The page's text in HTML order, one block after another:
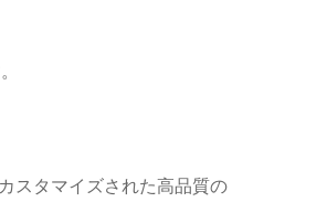
スタマイズされた高品質の